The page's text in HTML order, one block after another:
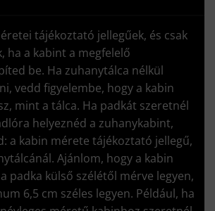
tájékoztató jellegűek, és csak
ha a kabint a megfelelő
be. Ha zuhanytálca nélkül
vedd figyelembe, hogy a kabin
mint a tálca. Ha padkát szeretnél
helyeznéd a zuhanykabint,
a kabin mérete tájékoztató jellegű,
Ajánlom, hogy a kabin
padka külső szélétől mérve legyen,
6,5 cm széles legyen. Például, ha